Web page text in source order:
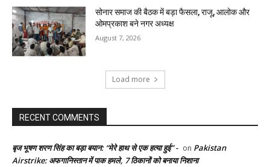
सोनार समाज की बैठक में बड़ा फैसला, राजू, आलोक और
ओमप्रकाश बने नगर अध्यक्ष
August 7, 2026
Load more
RECENT COMMENTS
बृज भूषण शरण सिंह का बड़ा बयान: “मेरे हाथ से एक हत्या हुई” - on Pakistan
Airstrike: अफगानिस्तान में पाक हमले, 7 ठिकानों को बनाया निशाना